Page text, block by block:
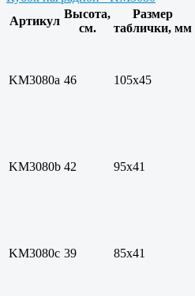
Артикул
Высота,
см.
Размер
таблички, мм
KM3080a 46 105х45
KM3080b 42 95х41
KM3080c 39 85х41